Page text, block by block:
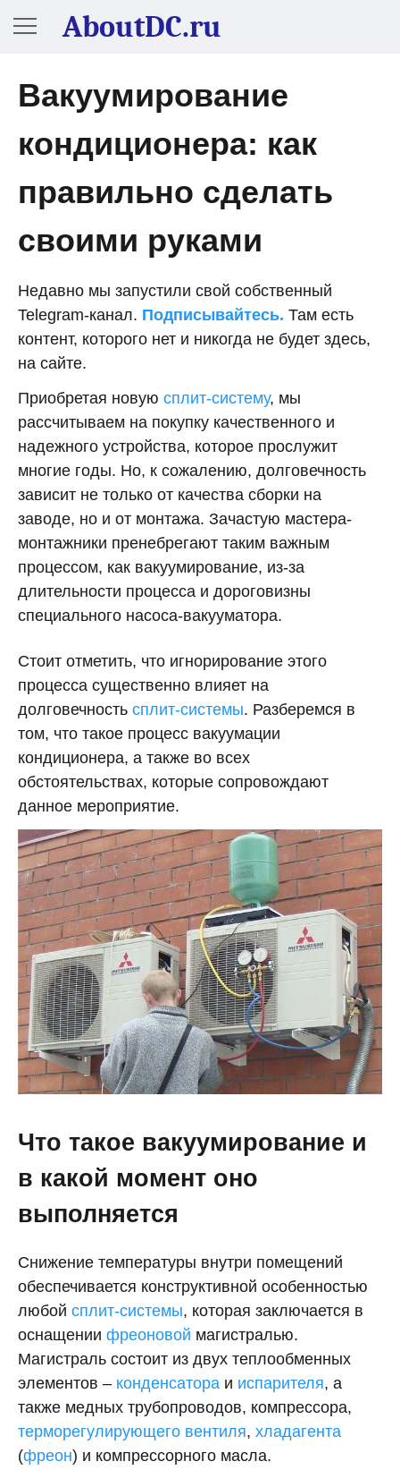
AboutDC.ru
Вакуумирование
кондиционера: как
правильно сделать
своими руками
Недавно мы запустили свой собственный
Telegram-канал. Подписывайтесь. Там есть
контент, которого нет и никогда не будет здесь,
на сайте.
Приобретая новую сплит-систему, мы
рассчитываем на покупку качественного и
надежного устройства, которое прослужит
многие годы. Но, к сожалению, долговечность
зависит не только от качества сборки на
заводе, но и от монтажа. Зачастую мастера-
монтажники пренебрегают таким важным
процессом, как вакуумирование, из-за
длительности процесса и дороговизны
специального насоса-вакууматора.
Стоит отметить, что игнорирование этого
процесса существенно влияет на
долговечность сплит-системы. Разберемся в
том, что такое процесс вакуумации
кондиционера, а также во всех
обстоятельствах, которые сопровождают
данное мероприятие.
Что такое вакуумирование и
в какой момент оно
выполняется
Снижение температуры внутри помещений
обеспечивается конструктивной особенностью
любой сплит-системы, которая заключается в
оснащении фреоновой магистралью.
Магистраль состоит из двух теплообменных
элементов – конденсатора и испарителя, а
также медных трубопроводов, компрессора,
терморегулирующего вентиля, хладагента
(фреон) и компрессорного масла.